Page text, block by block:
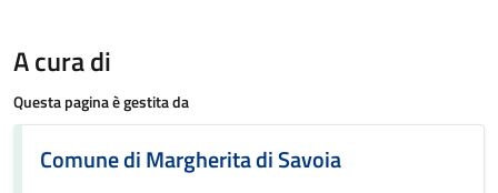
A cura di
Questa pagina è gestita da
Comune di Margherita di Savoia